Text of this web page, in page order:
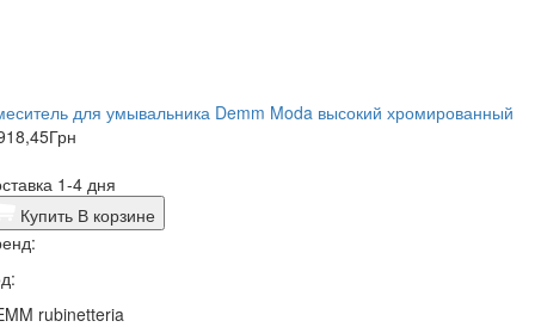
для умывальника Demm Moda высокий хромированный
Грн
1-4 дня
Купить В корзине
rubinetteria